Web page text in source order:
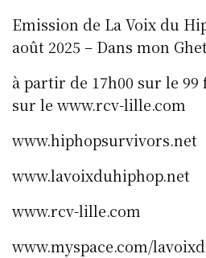
Emission de La Voix du
août 2025 – Dans mon
à partir de 17h00 sur le 99
sur le www.rcv-lille.com
www.hiphopsurvivors.net
www.lavoixduhiphop.net
www.rcv-lille.com
www.myspace.com/